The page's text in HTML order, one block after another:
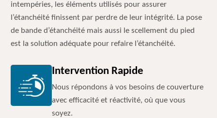
intempéries, les éléments utilisés pour assurer
l’étanchéité finissent par perdre de leur intégrité. La pose
de bande d’étanchéité mais aussi le scellement du pied
est la solution adéquate pour refaire l’étanchéité.
Intervention Rapide
Nous répondons à vos besoins de couverture
avec efficacité et réactivité, où que vous
soyez.